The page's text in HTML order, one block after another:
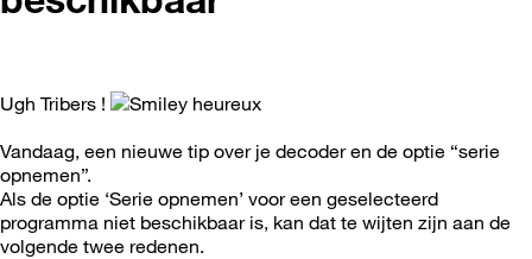
Ugh Tribers !
Vandaag, een nieuwe tip over je decoder en de optie “serie
opnemen”.
Als de optie ‘Serie opnemen’ voor een geselecteerd
programma niet beschikbaar is, kan dat te wijten zijn aan de
volgende twee redenen.